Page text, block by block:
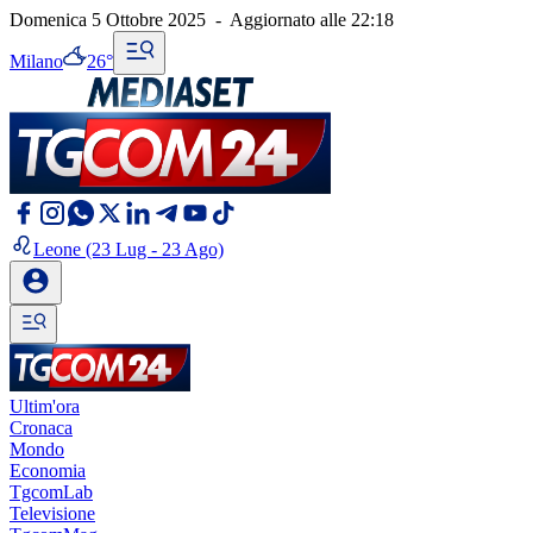
Domenica 5 Ottobre 2025 - Aggiornato alle 22:18
Milano 26°
Leone (23 Lug - 23 Ago)
Ultim'ora
Cronaca
Mondo
Economia
TgcomLab
Televisione